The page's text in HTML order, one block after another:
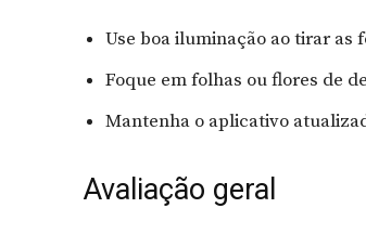
Use boa iluminação ao tirar as
Foque em folhas ou flores de
Mantenha o aplicativo
Avaliação geral